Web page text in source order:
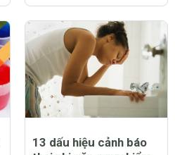
13 dấu hiệu cảnh báo